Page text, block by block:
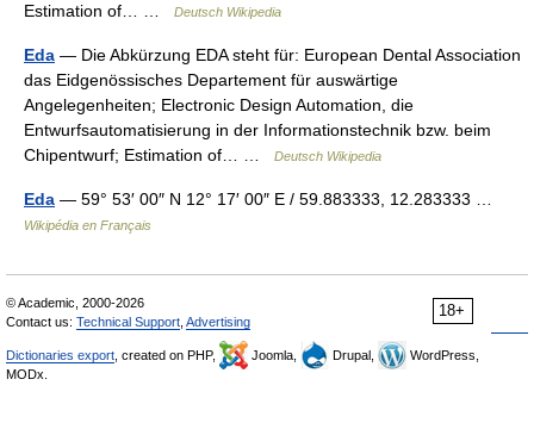
Estimation of… …
Deutsch Wikipedia
Eda — Die Abkürzung EDA steht für: European Dental Association
das Eidgenössisches Departement für auswärtige
Angelegenheiten; Electronic Design Automation, die
Entwurfsautomatisierung in der Informationstechnik bzw. beim
Chipentwurf; Estimation of… …
Deutsch Wikipedia
Eda — 59° 53′ 00″ N 12° 17′ 00″ E / 59.883333, 12.283333 …
Wikipédia en Français
18+
© Academic, 2000-2026
Contact us: Technical Support Advertising
Dictionaries export , created on PHP, Joomla, Drupal,
WordPress,
MODx.